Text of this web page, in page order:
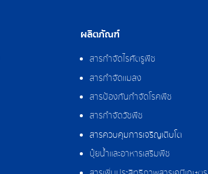
ผลิตภัณฑ์
สารกำจัดไรศัตรูพืช
สารกำจัดแมลง
สารป้องกันกำจัดโรคพืช
สารกำจัดวัชพืช
สารควบคุมการเจริญเติบโต
ปุ๋ยน้ำและอาหารเสริมพืช